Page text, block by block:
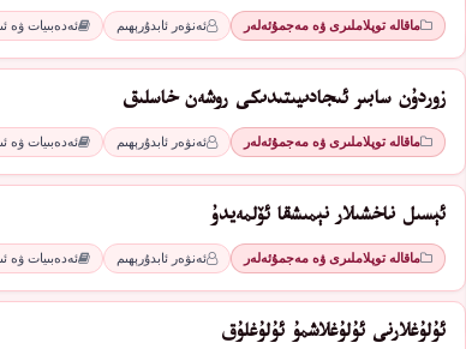
ماقالە توپلاملىرى ۋە مەجمۇئەلەر ئەنۋەر ئابدۇرېھىم ئەدەبىيات ۋە
زوردۇن سابىر ئىجادىيىتىدىكى روشەن خاسلىق
ماقالە توپلاملىرى ۋە مەجمۇئەلەر ئەنۋەر ئابدۇرېھىم ئەدەبىيات ۋە
ئېسىل ناخشىلار نېمىشقا ئۆلمەيدۇ
ماقالە توپلاملىرى ۋە مەجمۇئەلەر ئەنۋەر ئابدۇرېھىم ئەدەبىيات ۋە
ئۇلۇغلارنى ئۇلۇغلاشمۇ ئۇلۇغلۇق